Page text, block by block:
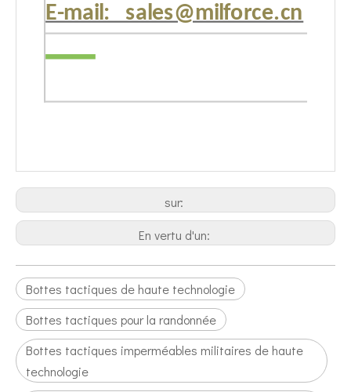
E-mail: sales@milforce.cn
sur:
En vertu d'un:
Bottes tactiques de haute technologie
Bottes tactiques pour la randonnée
Bottes tactiques imperméables militaires de haute
technologie